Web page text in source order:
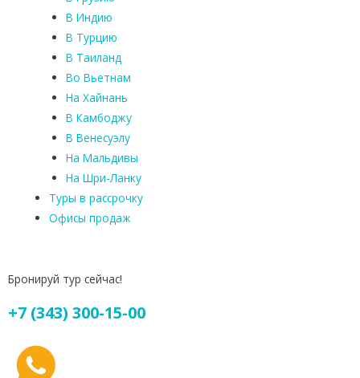
В Индию
В Турцию
В Таиланд
Во Вьетнам
На Хайнань
В Камбоджу
В Венесуэлу
На Мальдивы
На Шри-Ланку
Туры в рассрочку
Офисы продаж
Бронируй тур сейчас!
+7 (343) 300-15-00